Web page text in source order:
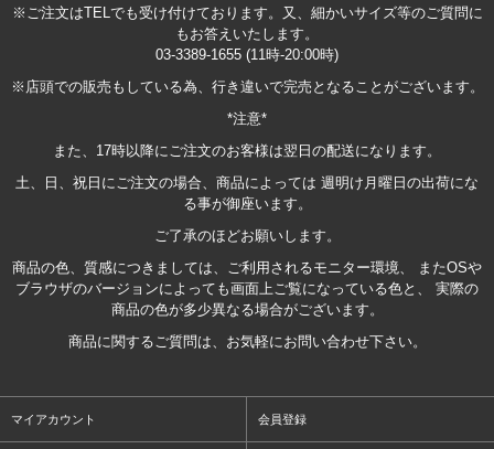
※ご注文はTELでも受け付けております。又、細かいサイズ等のご質問に
もお答えいたします。
03-3389-1655 (11時-20:00時)
※店頭での販売もしている為、行き違いで完売となることがございます。
*注意*
また、17時以降にご注文のお客様は翌日の配送になります。
土、日、祝日にご注文の場合、商品によっては 週明け月曜日の出荷にな
る事が御座います。
ご了承のほどお願いします。
商品の色、質感につきましては、ご利用されるモニター環境、 またOSや
ブラウザのバージョンによっても画面上ご覧になっている色と、 実際の
商品の色が多少異なる場合がございます。
商品に関するご質問は、お気軽にお問い合わせ下さい。
マイアカウント 会員登録